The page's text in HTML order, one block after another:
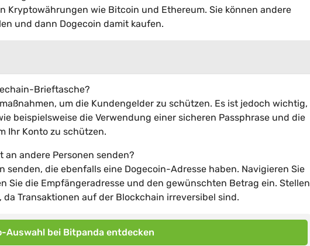
Kryptowährungen wie Bitcoin und Ethereum. Sie können andere
und dann Dogecoin damit kaufen.
Brieftasche?
um die Kundengelder zu schützen. Es ist jedoch wichtig,
beispielsweise die Verwendung einer sicheren Passphrase und die
Ihr Konto zu schützen.
an andere Personen senden?
senden, die ebenfalls eine Dogecoin-Adresse haben. Navigieren Sie
Sie die Empfängeradresse und den gewünschten Betrag ein. Stellen
Transaktionen auf der Blockchain irreversibel sind.
Auswahl bei Bitpanda entdecken